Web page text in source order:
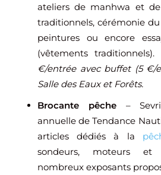
ateliers de manhwa et
traditionnels, cérémonie
peintures ou encore
(vêtements traditionnels).
€/entrée avec buffet (5 €/
Salle des Eaux et Forêts.
Brocante pêche–
annuelle de Tendance
articles dédiés à la
sondeurs, moteurs et
nombreux exposants